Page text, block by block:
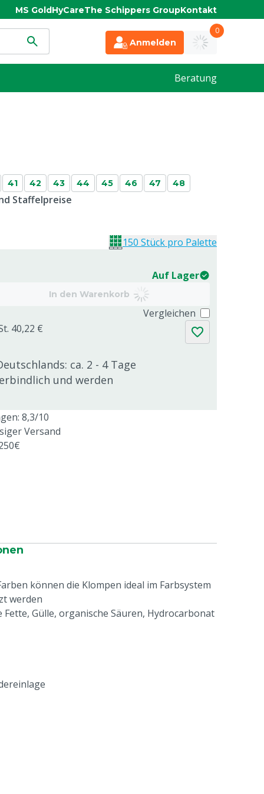
MS GoldHyCareThe Schippers GroupKontakt
Anmelden
0
Beratung
41 42 43 44 45 46 47 48
Auf Lager
In den Warenkorb
40,22 €
ca. 2 - 4 Tage
und werden
Vergleichen
Staffelpreise
150 Stück pro Palette
8,3/10
Versand
können die Klompen ideal im Farbsystem
werden
Gülle, organische Säuren, Hydrocarbonat